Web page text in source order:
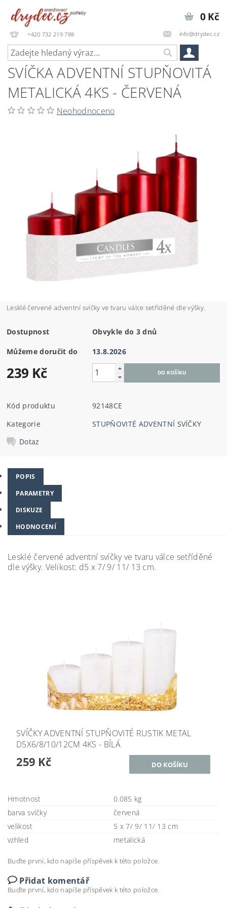
+420 732 219 788 info@drydec.cz
0 Kč
SVÍČKA ADVENTNÍ STUPŇOVITÁ
METALICKÁ 4KS - ČERVENÁ
Neohodnoceno
Lesklé červené adventní svíčky ve tvaru válce setříděné dle výšky.
Dostupnost Obvykle do 3 dnů
Můžeme doručit do 13.8.2026
239 Kč
Kód produktu
92148CE
Kategorie
STUPŇOVITÉ ADVENTNÍ SVÍČKY
Dotaz
POPIS
PARAMETRY
DISKUZE
HODNOCENÍ
Lesklé červené adventní svíčky ve tvaru válce setříděné
dle výšky. Velikost: d5 x 7/ 9/ 11/ 13 cm.
SVÍČKY ADVENTNÍ STUPŇOVITÉ RUSTIK METAL
D5X6/8/10/12CM 4KS - BÍLÁ
259 Kč
Hmotnost
0.085 kg
barva svíčky
červená
velikost
5 x 7/ 9/ 11/ 13 cm
vzhled
metalická
Buďte první, kdo napíše příspěvek k této položce.
Přidat komentář
Buďte první, kdo napíše příspěvek k této položce.